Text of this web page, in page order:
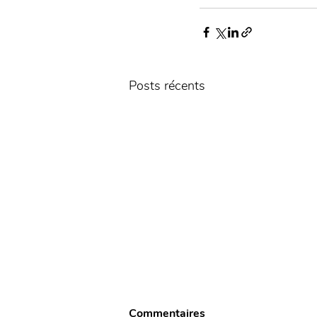
Posts récents
Commentaires